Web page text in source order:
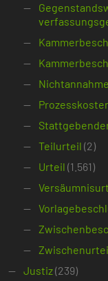
Teilurteil (2)
Urteil (1.561)
Justiz(239)